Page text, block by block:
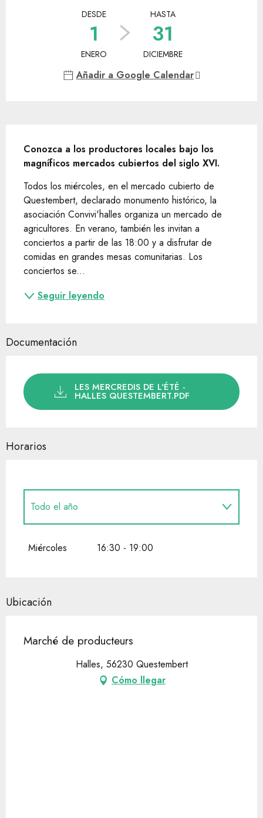
DESDE
1
ENERO
HASTA
31
DICIEMBRE
Añadir a Google Calendar
Conozca a los productores locales bajo los
magníficos mercados cubiertos del siglo XVI.
Todos los miércoles, en el mercado cubierto de
Questembert, declarado monumento histórico, la
asociación Convivi'halles organiza un mercado de
agricultores. En verano, también les invitan a
conciertos a partir de las 18:00 y a disfrutar de
comidas en grandes mesas comunitarias. Los
conciertos se...
Seguir leyendo
Documentación
LES MERCREDIS DE L'ÉTÉ -
HALLES QUESTEMBERT.PDF
Horarios
Todo el año
Todo el año 2027
Miércoles 16:30 - 19:00
Ubicación
Marché de producteurs
Halles, 56230 Questembert
Cómo llegar